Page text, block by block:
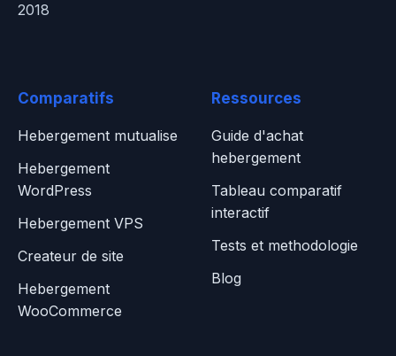
2018
Comparatifs
Hebergement mutualise
Hebergement
WordPress
Hebergement VPS
Createur de site
Hebergement
WooCommerce
Ressources
Guide d'achat
hebergement
Tableau comparatif
interactif
Tests et methodologie
Blog